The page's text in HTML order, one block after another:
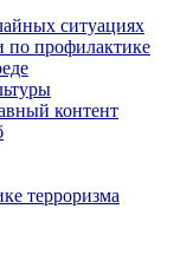
ситуациях
по профилактике
контент
терроризма